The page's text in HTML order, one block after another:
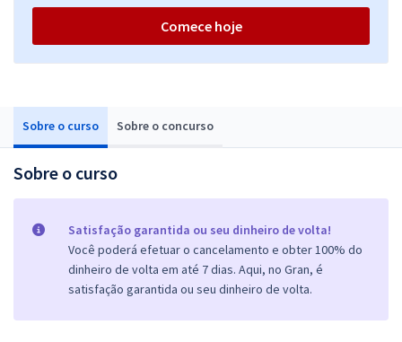
Sobre o curso Sobre o concurso
Sobre o curso
Satisfação garantida ou seu dinheiro de volta!
Você poderá efetuar o cancelamento e obter 100% do
dinheiro de volta em até 7 dias. Aqui, no Gran, é
satisfação garantida ou seu dinheiro de volta.
Comece hoje